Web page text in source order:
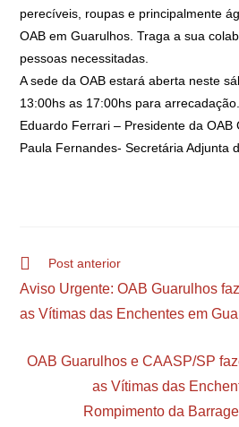
perecíveis, roupas e principalmente
OAB em Guarulhos. Traga a sua
pessoas necessitadas.
A sede da OAB estará aberta neste
13:00hs as 17:00hs para arrecadação.
Eduardo Ferrari – Presidente da OAB
Paula Fernandes- Secretária Adjunta
Post anterior
Aviso Urgente: OAB Guarulhos
as Vítimas das Enchentes em
OAB Guarulhos e CAASP/SP
as Vítimas das
Rompimento da